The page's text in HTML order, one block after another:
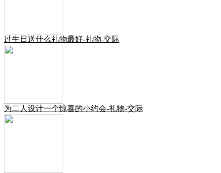
过生日送什么礼物最好-礼物-交际
为二人设计一个惊喜的小约会-礼物-交际